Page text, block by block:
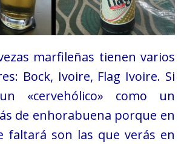
marfileñas tienen varios
Bock, Ivoire, Flag Ivoire. Si
«cervehólico» como un
de enhorabuena porque en
faltará son las que verás en